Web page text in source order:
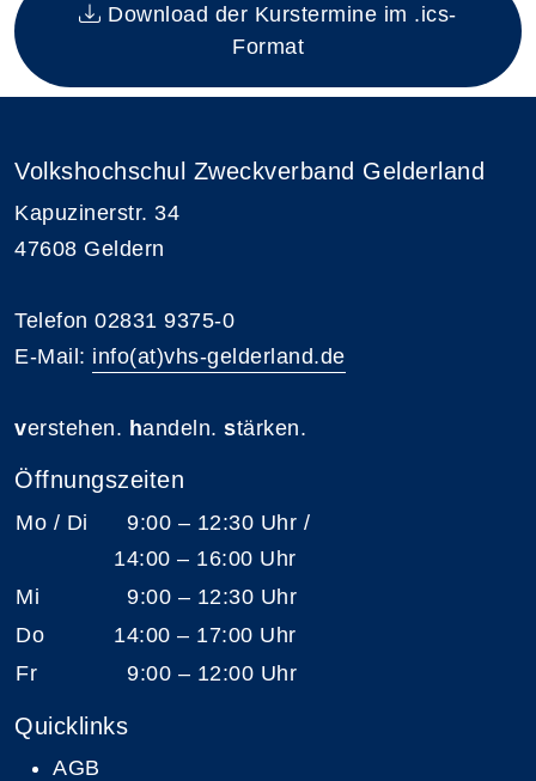
Download der Kurstermine im .ics-
Format
Volkshochschul Zweckverband Gelderland
Kapuzinerstr. 34
47608 Geldern
Telefon 02831 9375-0
E-Mail: info(at)vhs-gelderland.de
verstehen. handeln. stärken.
Öffnungszeiten
Mo / Di
9:00 – 12:30 Uhr /
14:00 – 16:00 Uhr
Mi
9:00 – 12:30 Uhr
Do
14:00 – 17:00 Uhr
Fr
9:00 – 12:00 Uhr
Quicklinks
AGB